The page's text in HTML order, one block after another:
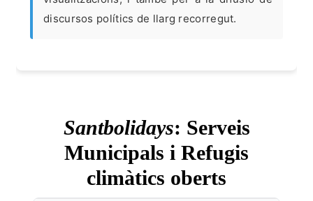
discursos polítics de llarg recorregut.
Santbolidays: Serveis
Municipals i Refugis
climàtics oberts